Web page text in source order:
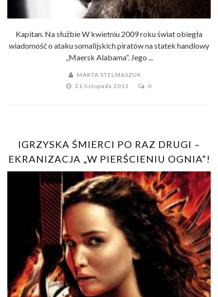
Kapitan. Na służbie W kwietniu 2009 roku świat obiegła
wiadomość o ataku somalijskich piratów na statek handlowy
„Maersk Alabama”. Jego ...
MARTA STELMASZUK
21 listopada 2013
0
IGRZYSKA ŚMIERCI PO RAZ DRUGI –
EKRANIZACJA „W PIERŚCIENIU OGNIA”!